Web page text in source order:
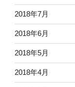
2018年7月
2018年6月
2018年5月
2018年4月